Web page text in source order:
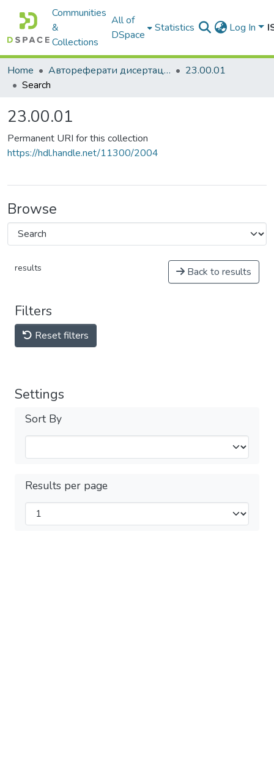
Communities
&
Collections
All of
DSpace
Statistics Log In
Home Автореферати дисертацій
23.00.01
Search
23.00.01
Permanent URI for this collection
https://hdl.handle.net/11300/2004
Browse
results Back to results
Filters
Reset filters
Settings
Sort By
Results per page